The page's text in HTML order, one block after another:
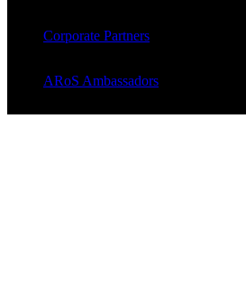
Corporate Partners
ARoS Ambassadors